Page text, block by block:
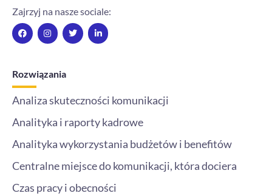
Zajrzyj na nasze sociale:
F
a
c
o
k
I
n
s
r
T
w
i
L
i
n
-
i
Rozwiązania
Analiza skuteczności komunikacji
Analityka i raporty kadrowe
Analityka wykorzystania budżetów i benefitów
Centralne miejsce do komunikacji, która dociera
Czas pracy i obecności